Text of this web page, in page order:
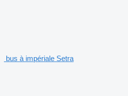
bus à impériale Setra